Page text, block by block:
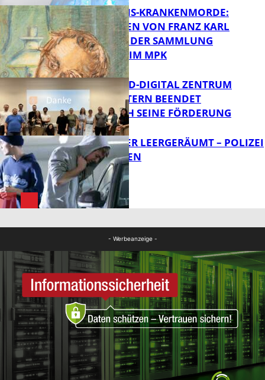
FB News
FB Kultur
OPFER DER NS-KRANKENMORDE:
ZEICHNUNGEN VON FRANZ KARL
BÜHLER AUS DER SAMMLUNG
PRINZHORN IM MPK
FB News
MITTELSTAND-DIGITAL ZENTRUM
KAISERSLAUTERN BEENDET
ERFOLGREICH SEINE FÖRDERUNG
TRANSPORTER LEERGERÄUMT – POLIZEI
SUCHT ZEUGEN
- Werbeanzeige -